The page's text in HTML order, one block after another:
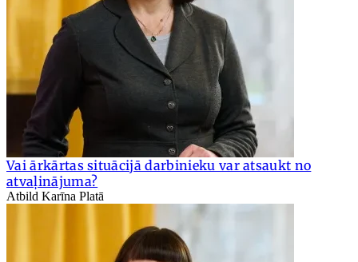
Vai ārkārtas situācijā darbinieku var atsaukt no
atvaļinājuma?
Atbild Karīna Platā